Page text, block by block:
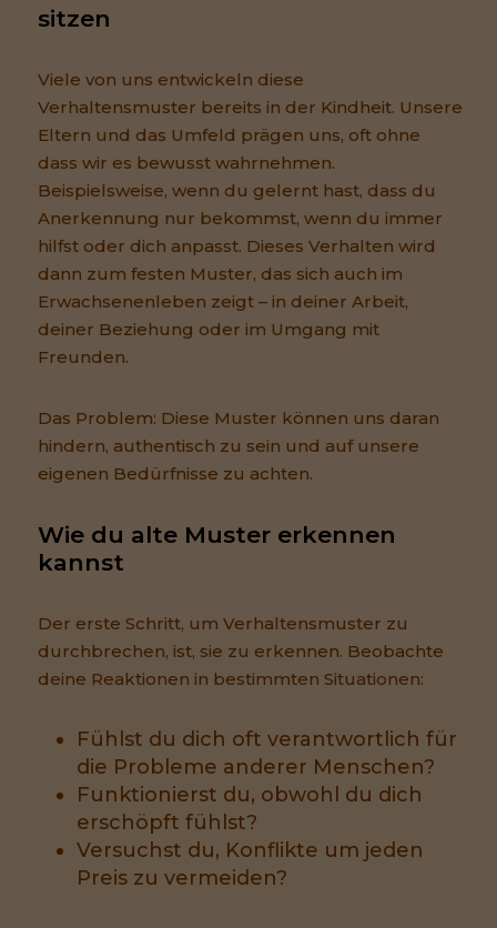
sitzen
Viele von uns entwickeln diese
Verhaltensmuster bereits in der Kindheit. Unsere
Eltern und das Umfeld prägen uns, oft ohne
dass wir es bewusst wahrnehmen.
Beispielsweise, wenn du gelernt hast, dass du
Anerkennung nur bekommst, wenn du immer
hilfst oder dich anpasst. Dieses Verhalten wird
dann zum festen Muster, das sich auch im
Erwachsenenleben zeigt – in deiner Arbeit,
deiner Beziehung oder im Umgang mit
Freunden.
Das Problem: Diese Muster können uns daran
hindern, authentisch zu sein und auf unsere
eigenen Bedürfnisse zu achten.
Wie du alte Muster erkennen
kannst
Der erste Schritt, um Verhaltensmuster zu
durchbrechen, ist, sie zu erkennen. Beobachte
deine Reaktionen in bestimmten Situationen:
Fühlst du dich oft verantwortlich für
die Probleme anderer Menschen?
Funktionierst du, obwohl du dich
erschöpft fühlst?
Versuchst du, Konflikte um jeden
Preis zu vermeiden?